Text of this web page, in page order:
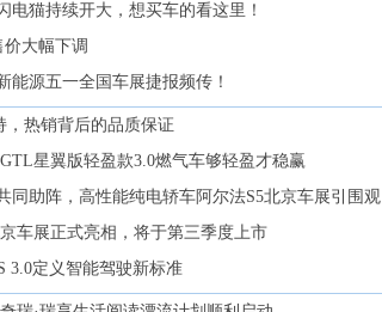
电猫持续开大，想买车的看这里！
大幅下调
能源五一全国车展捷报频传！
，热销背后的品质保证
星翼版轻盈款3.0燃气车够轻盈才稳赢
同助阵，高性能纯电轿车阿尔法S5北京车展引围观
车展正式亮相，将于第三季度上市
3.0定义智能驾驶新标准